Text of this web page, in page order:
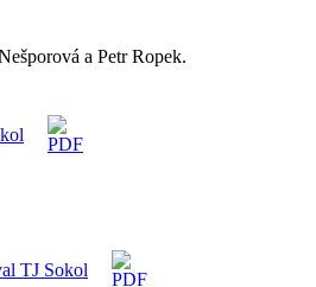
a Petr Ropek.
TJ Sokol